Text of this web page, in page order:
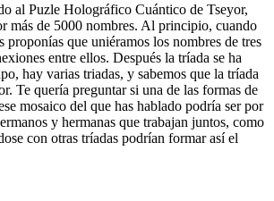
al Puzle Holográfico Cuántico de Tseyor,
más de 5000 nombres. Al principio, cuando
proponías que uniéramos los nombres de tres
entre ellos. Después la tríada se ha
hay varias triadas, y sabemos que la tríada
Te quería preguntar si una de las formas de
mosaico del que has hablado podría ser por
y hermanas que trabajan juntos, como
con otras tríadas podrían formar así el